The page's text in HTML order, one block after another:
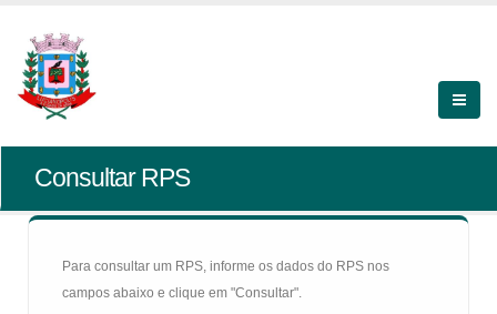
Consultar RPS
Para consultar um RPS, informe os dados do RPS nos
campos abaixo e clique em "Consultar".